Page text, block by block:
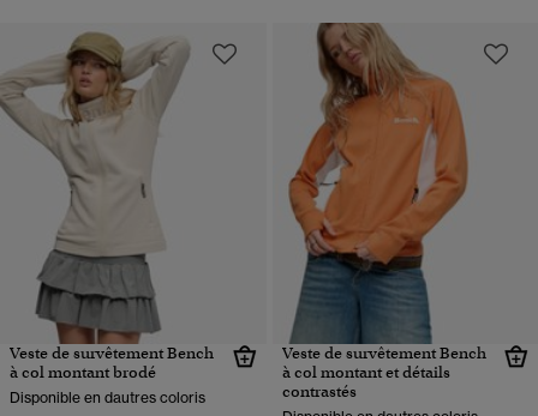
Veste de survêtement Bench
à col montant brodé
Disponible en dautres coloris
Veste de survêtement Bench
à col montant et détails
contrastés